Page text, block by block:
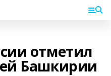
отметил
Башкирии